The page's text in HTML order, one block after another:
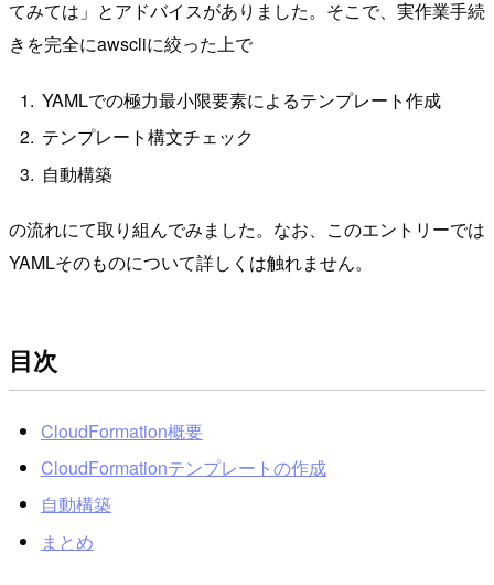
てみては」とアドバイスがありました。そこで、実作業手続
きを完全にawscliに絞った上で
YAMLでの極力最小限要素によるテンプレート作成
テンプレート構文チェック
自動構築
の流れにて取り組んでみました。なお、このエントリーでは
YAMLそのものについて詳しくは触れません。
目次
CloudFormation概要
CloudFormationテンプレートの作成
自動構築
まとめ